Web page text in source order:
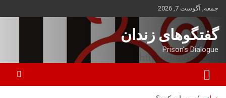
بروید
جمعه, آگوست 7, 2026
گفتگوهای زندان
Prison's Dialogue